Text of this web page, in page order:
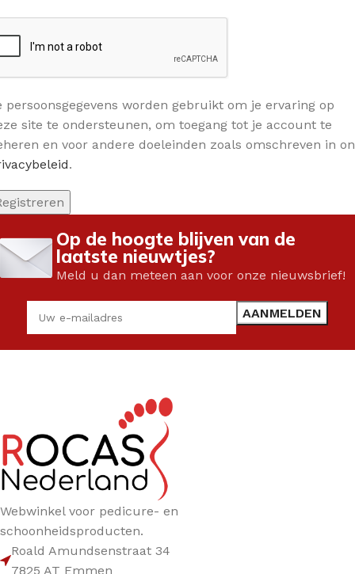
persoonsgegevens worden gebruikt om je ervaring op
site te ondersteunen, om toegang tot je account te
en voor andere doeleinden zoals omschreven in
.
Op de hoogte blijven van de
laatste nieuwtjes?
Meld u dan meteen aan voor onze nieuwsbrief!
Webwinkel voor pedicure- en
schoonheidsproducten.
Roald Amundsenstraat 34
7825 AT Emmen